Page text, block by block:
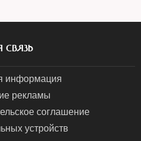
СВЯЗЬ
информация
рекламы
соглашение
устройств